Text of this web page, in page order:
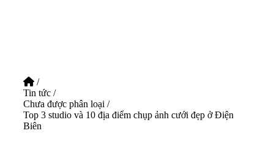
/
Tin tức /
Chưa được phân loại /
Top 3 studio và 10 địa điểm chụp ảnh cưới đẹp ở Điện
Biên